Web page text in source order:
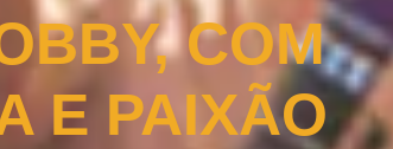
COM
E PAIXÃO